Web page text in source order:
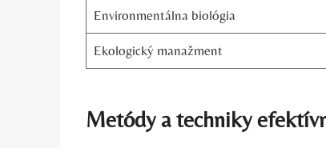
Environmentálna biológia
Ekologický manažment
Metódy a techniky